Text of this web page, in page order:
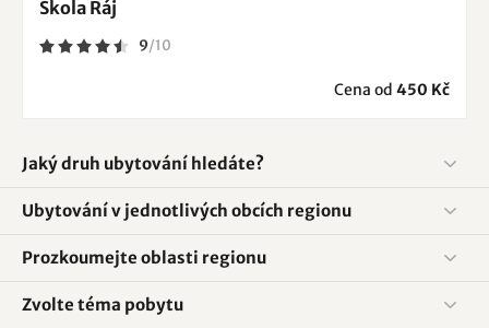
Škola Ráj
9/10
Cena od 450 Kč
Jaký druh ubytování hledáte?
Ubytování v jednotlivých obcích regionu
Prozkoumejte oblasti regionu
Zvolte téma pobytu